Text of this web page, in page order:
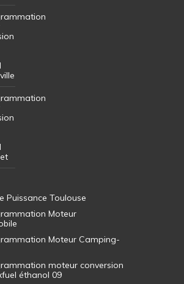
Puissance Toulouse
Moteur
Moteur Camping-
moteur conversion
éthanol 09